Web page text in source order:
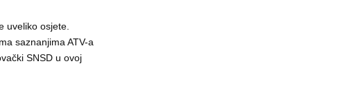
uveliko osjete.
saznanjima ATV-a
SNSD u ovoj